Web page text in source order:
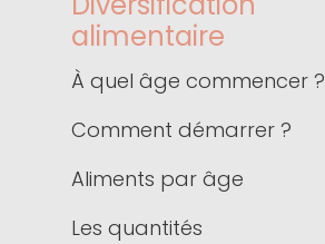
alimentaire
À quel âge commencer ?
Comment démarrer ?
Aliments par âge
Les quantités